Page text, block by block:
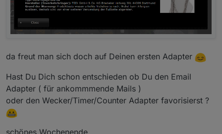
da freut man sich doch auf Deinen ersten Adapter
Hast Du Dich schon entschieden ob Du den Email
Adapter ( für ankommmende Mails )
oder den Wecker/Timer/Counter Adapter favorisierst ?
schönes Wochenende